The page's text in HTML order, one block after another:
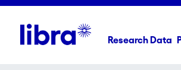
Research Data